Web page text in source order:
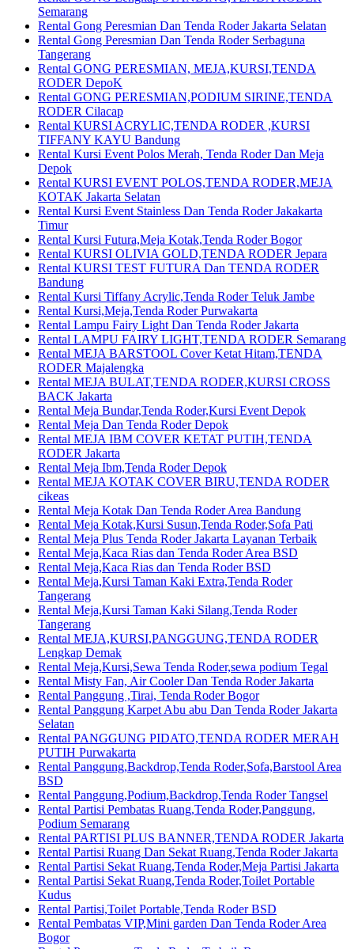
Semarang
Rental Gong Peresmian Dan Tenda Roder Jakarta Selatan
Rental Gong Peresmian Dan Tenda Roder Serbaguna
Tangerang
Rental GONG PERESMIAN, MEJA,KURSI,TENDA
RODER DepoK
Rental GONG PERESMIAN,PODIUM SIRINE,TENDA
RODER Cilacap
Rental KURSI ACRYLIC,TENDA RODER ,KURSI
TIFFANY KAYU Bandung
Rental Kursi Event Polos Merah, Tenda Roder Dan Meja
Depok
Rental KURSI EVENT POLOS,TENDA RODER,MEJA
KOTAK Jakarta Selatan
Rental Kursi Event Stainless Dan Tenda Roder Jakakarta
Timur
Rental Kursi Futura,Meja Kotak,Tenda Roder Bogor
Rental KURSI OLIVIA GOLD,TENDA RODER Jepara
Rental KURSI TEST FUTURA Dan TENDA RODER
Bandung
Rental Kursi Tiffany Acrylic,Tenda Roder Teluk Jambe
Rental Kursi,Meja,Tenda Roder Purwakarta
Rental Lampu Fairy Light Dan Tenda Roder Jakarta
Rental LAMPU FAIRY LIGHT,TENDA RODER Semarang
Rental MEJA BARSTOOL Cover Ketat Hitam,TENDA
RODER Majalengka
Rental MEJA BULAT,TENDA RODER,KURSI CROSS
BACK Jakarta
Rental Meja Bundar,Tenda Roder,Kursi Event Depok
Rental Meja Dan Tenda Roder Depok
Rental MEJA IBM COVER KETAT PUTIH,TENDA
RODER Jakarta
Rental Meja Ibm,Tenda Roder Depok
Rental MEJA KOTAK COVER BIRU,TENDA RODER
cikeas
Rental Meja Kotak Dan Tenda Roder Area Bandung
Rental Meja Kotak,Kursi Susun,Tenda Roder,Sofa Pati
Rental Meja Plus Tenda Roder Jakarta Layanan Terbaik
Rental Meja,Kaca Rias dan Tenda Roder Area BSD
Rental Meja,Kaca Rias dan Tenda Roder BSD
Rental Meja,Kursi Taman Kaki Extra,Tenda Roder
Tangerang
Rental Meja,Kursi Taman Kaki Silang,Tenda Roder
Tangerang
Rental MEJA,KURSI,PANGGUNG,TENDA RODER
Lengkap Demak
Rental Meja,Kursi,Sewa Tenda Roder,sewa podium Tegal
Rental Misty Fan, Air Cooler Dan Tenda Roder Jakarta
Rental Panggung ,Tirai, Tenda Roder Bogor
Rental Panggung Karpet Abu abu Dan Tenda Roder Jakarta
Selatan
Rental PANGGUNG PIDATO,TENDA RODER MERAH
PUTIH Purwakarta
Rental Panggung,Backdrop,Tenda Roder,Sofa,Barstool Area
BSD
Rental Panggung,Podium,Backdrop,Tenda Roder Tangsel
Rental Partisi Pembatas Ruang,Tenda Roder,Panggung,
Podium Semarang
Rental PARTISI PLUS BANNER,TENDA RODER Jakarta
Rental Partisi Ruang Dan Sekat Ruang,Tenda Roder Jakarta
Rental Partisi Sekat Ruang,Tenda Roder,Meja Partisi Jakarta
Rental Partisi Sekat Ruang,Tenda Roder,Toilet Portable
Kudus
Rental Partisi,Toilet Portable,Tenda Roder BSD
Rental Pembatas VIP,Mini garden Dan Tenda Roder Area
Bogor